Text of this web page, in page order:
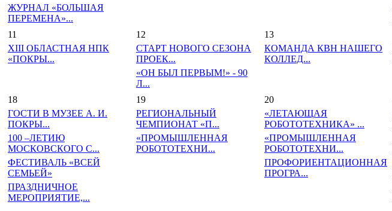
ЖУРНАЛ «БОЛЬШАЯ
ПЕРЕМЕНА»...
11
XIII ОБЛАСТНАЯ НПК
«ПОКРЫ...
12
СТАРТ НОВОГО СЕЗОНА
ПРОЕК...
«ОН БЫЛ ПЕРВЫМ!» - 90
Л...
13
КОМАНДА КВН НАШЕГО
КОЛЛЕД...
18
ГОСТИ В МУЗЕЕ А. И.
ПОКРЫ...
100 –ЛЕТИЮ
МОСКОВСКОГО С...
ФЕСТИВАЛЬ «ВСЕЙ
СЕМЬЕЙ»
ПРАЗДНИЧНОЕ
МЕРОПРИЯТИЕ,...
19
РЕГИОНАЛЬНЫЙ
ЧЕМПИОНАТ «П...
«ПРОМЫШЛЕННАЯ
РОБОТОТЕХНИ...
20
«ЛЕТАЮЩАЯ
РОБОТОТЕХНИКА» ...
«ПРОМЫШЛЕННАЯ
РОБОТОТЕХНИ...
ПРОФОРИЕНТАЦИОННАЯ
ПРОГРА...